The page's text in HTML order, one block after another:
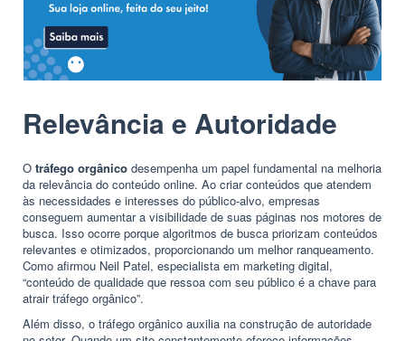
Relevância e Autoridade
O tráfego orgânico desempenha um papel fundamental na melhoria
da relevância do conteúdo online. Ao criar conteúdos que atendem
às necessidades e interesses do público-alvo, empresas
conseguem aumentar a visibilidade de suas páginas nos motores de
busca. Isso ocorre porque algoritmos de busca priorizam conteúdos
relevantes e otimizados, proporcionando um melhor ranqueamento.
Como afirmou Neil Patel, especialista em marketing digital,
“conteúdo de qualidade que ressoa com seu público é a chave para
atrair tráfego orgânico”.
Além disso, o tráfego orgânico auxilia na construção de autoridade